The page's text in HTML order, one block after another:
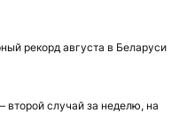
рекорд августа в Беларуси
случай за неделю, на